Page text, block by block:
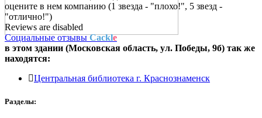
оцените в нем компанию (1 звезда - "плохо!", 5 звезд -
"отлично!")
Reviews are disabled
Социальные отзывыCackle
в этом здании (Московская область, ул. Победы, 9б) так же
находятся:
Центральная библиотека г. Краснознаменск
Разделы: